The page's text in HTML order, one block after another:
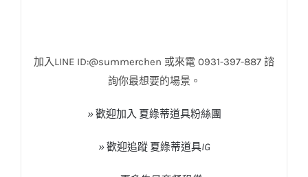
加入LINE ID:@summerchen 或來電 0931-397-887 諮
詢你最想要的場景。
»歡迎加入 夏綠蒂道具粉絲團
»歡迎追蹤 夏綠蒂道具IG